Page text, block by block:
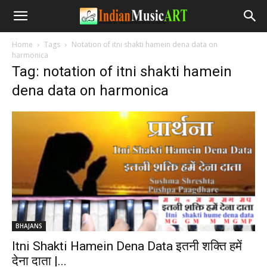
Home Tags
Notation of itni shakti hamein dena data on
harmonica
Tag: notation of itni shakti hamein
dena data on harmonica
BHAJANS
Itni Shakti Hamein Dena Data इतनी शक्ति हमें
देना दाता |...